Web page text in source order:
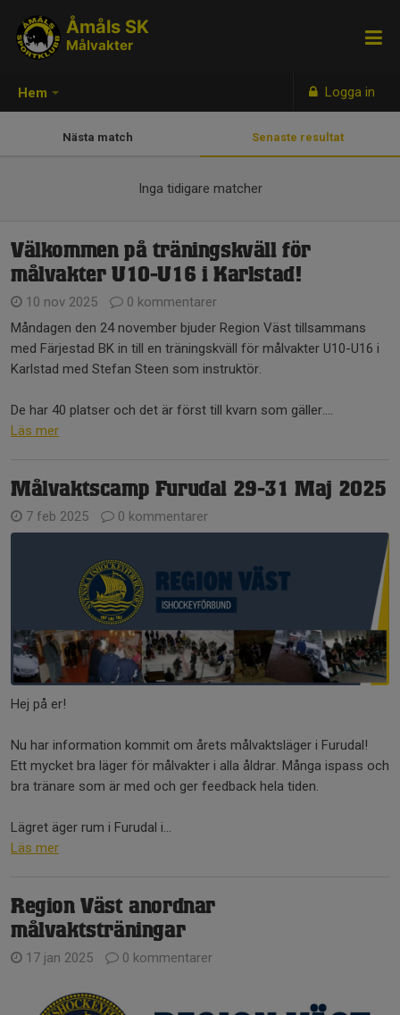
Hem Logga in
Åmåls SK
Målvakter
Nästa match Senaste resultat
Inga tidigare matcher
Välkommen på träningskväll för
målvakter U10-U16 i Karlstad!
10 nov 2025
0 kommentarer
Måndagen den 24 november bjuder Region Väst tillsammans
med Färjestad BK in till en träningskväll för målvakter U10-U16 i
Karlstad med Stefan Steen som instruktör.
De har 40 platser och det är först till kvarn som gäller....
Läs mer
Målvaktscamp Furudal 29-31 Maj 2025
7 feb 2025 0 kommentarer
Hej på er!
Nu har information kommit om årets målvaktsläger i Furudal!
Ett mycket bra läger för målvakter i alla åldrar. Många ispass och
bra tränare som är med och ger feedback hela tiden.
Lägret äger rum i Furudal i...
Läs mer
Region Väst anordnar
målvaktsträningar
17 jan 2025 0 kommentarer